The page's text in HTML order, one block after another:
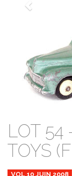
LOT 54
TOYS
VOL 10 JUIN 2008